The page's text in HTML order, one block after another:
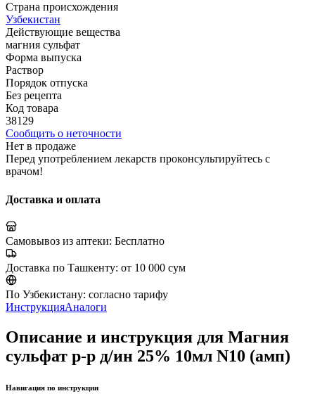
Страна происхождения
Узбекистан
Действующие вещества
магния сульфат
Форма выпуска
Раствор
Порядок отпуска
Без рецепта
Код товара
38129
Сообщить о неточности
Нет в продаже
Перед употреблением лекарств проконсультируйтесь с
врачом!
Доставка и оплата
Самовывоз из аптеки: Бесплатно
Доставка по Ташкенту: от 10 000 сум
По Узбекистану: согласно тарифу
ИнструкцияАналоги
Описание и инструкция для Магния
сульфат р-р д/ин 25% 10мл N10 (амп)
Навигация по инструкции